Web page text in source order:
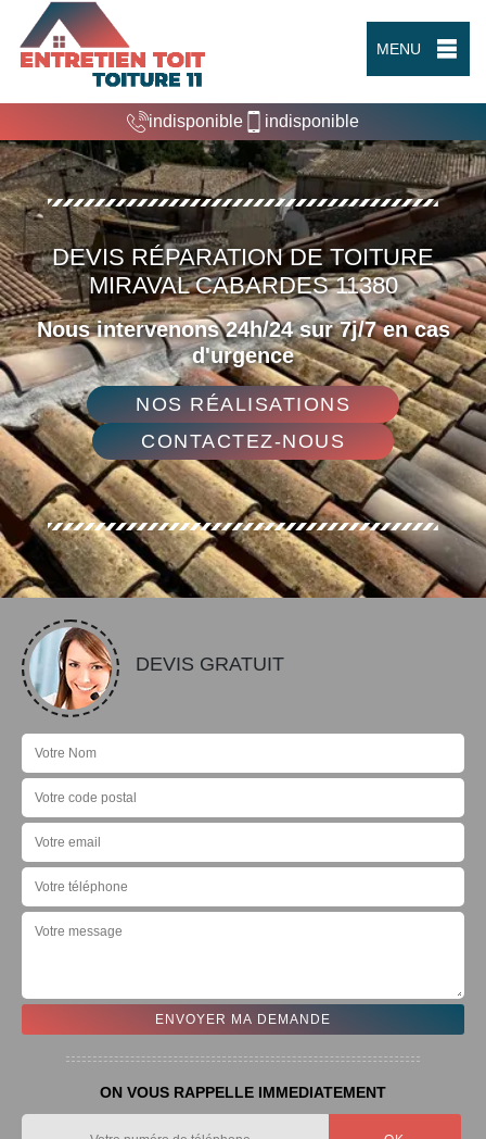
MENU
indisponible indisponible
DEVIS RÉPARATION DE TOITURE
MIRAVAL CABARDES 11380
Nous intervenons 24h/24 sur 7j/7 en cas
d'urgence
NOS RÉALISATIONS
CONTACTEZ-NOUS
DEVIS GRATUIT
ON VOUS RAPPELLE IMMEDIATEMENT